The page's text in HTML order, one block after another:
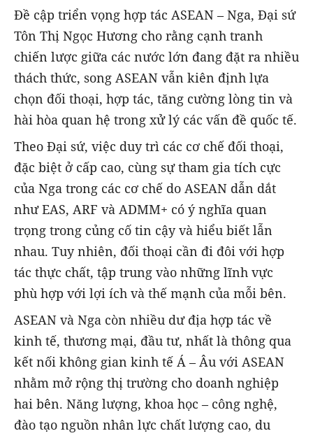
Đề cập triển vọng hợp tác ASEAN – Nga, Đại sứ
Tôn Thị Ngọc Hương cho rằng cạnh tranh
chiến lược giữa các nước lớn đang đặt ra nhiều
thách thức, song ASEAN vẫn kiên định lựa
chọn đối thoại, hợp tác, tăng cường lòng tin và
hài hòa quan hệ trong xử lý các vấn đề quốc tế.
Theo Đại sứ, việc duy trì các cơ chế đối thoại,
đặc biệt ở cấp cao, cùng sự tham gia tích cực
của Nga trong các cơ chế do ASEAN dẫn dắt
như EAS, ARF và ADMM+ có ý nghĩa quan
trọng trong củng cố tin cậy và hiểu biết lẫn
nhau. Tuy nhiên, đối thoại cần đi đôi với hợp
tác thực chất, tập trung vào những lĩnh vực
phù hợp với lợi ích và thế mạnh của mỗi bên.
ASEAN và Nga còn nhiều dư địa hợp tác về
kinh tế, thương mại, đầu tư, nhất là thông qua
kết nối không gian kinh tế Á – Âu với ASEAN
nhằm mở rộng thị trường cho doanh nghiệp
hai bên. Năng lượng, khoa học – công nghệ,
đào tạo nguồn nhân lực chất lượng cao, du